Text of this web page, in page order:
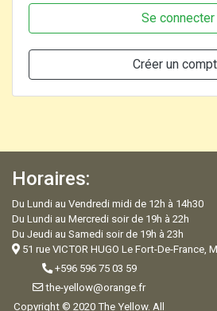
Se connecter
Créer un
Horaires:
Du Lundi au Vendredi midi de 12h à 14h30
Du Lundi au Mercredi soir de 19h à 22h
Du Jeudi au Samedi soir de 19h à 23h
51 rue VICTOR HUGO Le Fort-De-France,
+596 596 75 03 59
the-yellow@orange.fr
Copyright © 2020 The Yellow. All